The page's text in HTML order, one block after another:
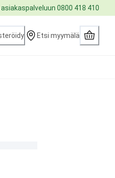
0800 418 410
Etsi myymälä